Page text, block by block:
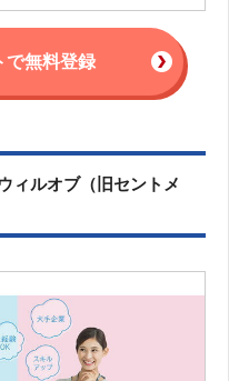
で無料登録
ィルオブ（旧セントメ